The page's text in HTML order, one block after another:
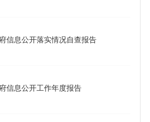
信息公开落实情况自查报告
信息公开工作年度报告